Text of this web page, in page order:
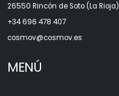
26550 Rincón de Soto (La Rioja)
+34 696 478 407
cosmov@cosmov.es
MENÚ